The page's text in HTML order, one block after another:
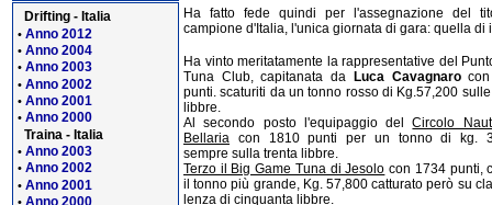
Drifting - Italia
• Anno 2012
• Anno 2004
• Anno 2003
• Anno 2002
• Anno 2001
• Anno 2000
Traina - Italia
• Anno 2003
• Anno 2002
• Anno 2001
• Anno 2000
Ha fatto fede quindi per l'assegnazione del
campione d'Italia, l'unica giornata di gara: quella di
Ha vinto meritatamente la rappresentative del
Tuna Club, capitanata da Luca Cavagnarocon
punti. scaturiti da un tonno rosso di Kg.57,200
libbre.
Al secondo posto l'equipaggio delCircolo
Bellaria con 1810 punti per un tonno di kg.
sempre sulla trenta libbre.
Terzo il Big Game Tuna di Jesolo con 1734 punti,
il tonno più grande, Kg. 57,800 catturato però su
lenza di cinquanta libbre.